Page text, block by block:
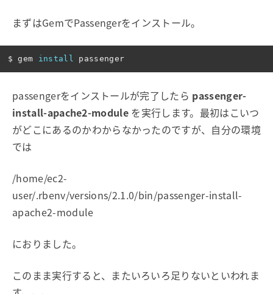
まずはGemでPassengerをインストール。
$ gem install
passengerをインストールが完了したら passenger-
install-apache2-module を実行します。最初はこいつ
がどこにあるのかわからなかったのですが、自分の環境
では
/home/ec2-
user/.rbenv/versions/2.1.0/bin/passenger-install-
apache2-module
におりました。
このまま実行すると、またいろいろ足りないといわれま